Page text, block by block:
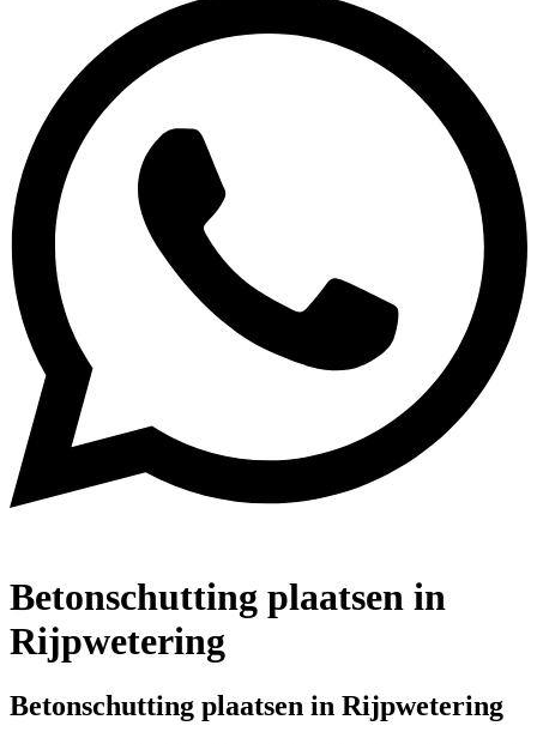
Betonschutting plaatsen in
Rijpwetering
Betonschutting plaatsen in Rijpwetering